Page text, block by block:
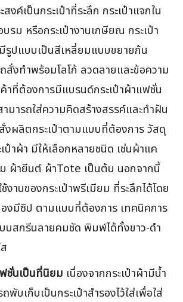
งค์เป็นกระเป๋าที่ระลึก กระเป๋าแจกใน
รม หรือกระเป๋างานเกษียณ กระเป๋า
รูปแบบเป็นสีเหลี่ยมแบบขยายก้น
สั่งทำพร้อมโลโก้ ลวดลายและข้อความ
าที่ต้องการมีแบรนด์กระเป๋าผ้าแฟชั่น
มารถใส่ความคิดสร้างสรรค์และทำฝัน
งผลิตกระเป๋าตามแบบที่ต้องการ วัสดุ
ป๋าผ้า มีให้เลือกหลายชนิด เช่นผ้าแค
ผ้ายีนต์ ผ้าTote เป็นต้น นอกจากนี้
งานของกระเป๋าพรีเมียม ที่ระลึกได้โดย
งมีซิป ตามแบบที่ต้องการ เทคนิคการ
บสกรีนลายคมชัด พิมพ์ได้ทั้งขาว-ดำ
ฟชั่นเป็นที่นิยม เนื่องจากกระเป๋าผ้ามีน้ำ
พับเก็บเป็นกระเป๋าสำรองไว้ใส่เพื่อใส่